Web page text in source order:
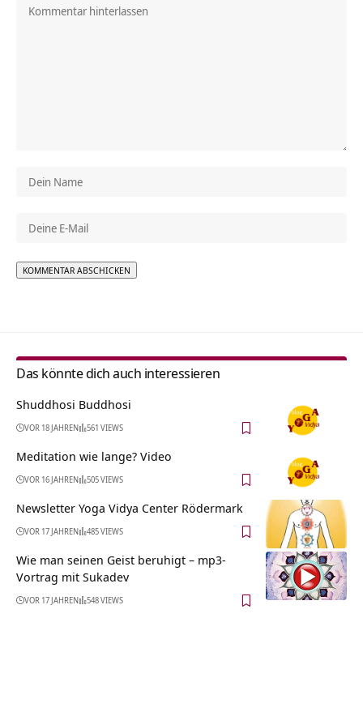
Das könnte dich auch interessieren
Shuddhosi Buddhosi
VOR 18 JAHREN 561 VIEWS
Meditation wie lange? Video
VOR 16 JAHREN 505 VIEWS
Newsletter Yoga Vidya Center Rödermark
VOR 17 JAHREN 485 VIEWS
Wie man seinen Geist beruhigt – mp3-
Vortrag mit Sukadev
VOR 17 JAHREN 548 VIEWS